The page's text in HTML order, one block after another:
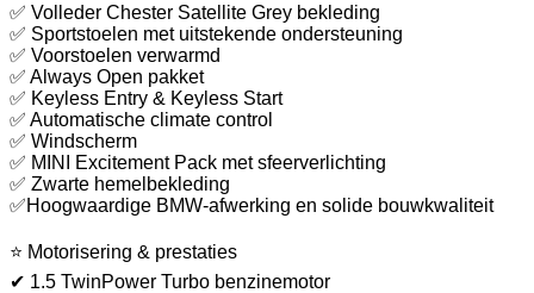
✅ Volleder Chester Satellite Grey bekleding
✅ Sportstoelen met uitstekende ondersteuning
✅ Voorstoelen verwarmd
✅ Always Open pakket
✅ Keyless Entry & Keyless Start
✅ Automatische climate control
✅ Windscherm
✅ MINI Excitement Pack met sfeerverlichting
✅ Zwarte hemelbekleding
✅Hoogwaardige BMW-afwerking en solide bouwkwaliteit
⭐ Motorisering & prestaties
✔ 1.5 TwinPower Turbo benzinemotor